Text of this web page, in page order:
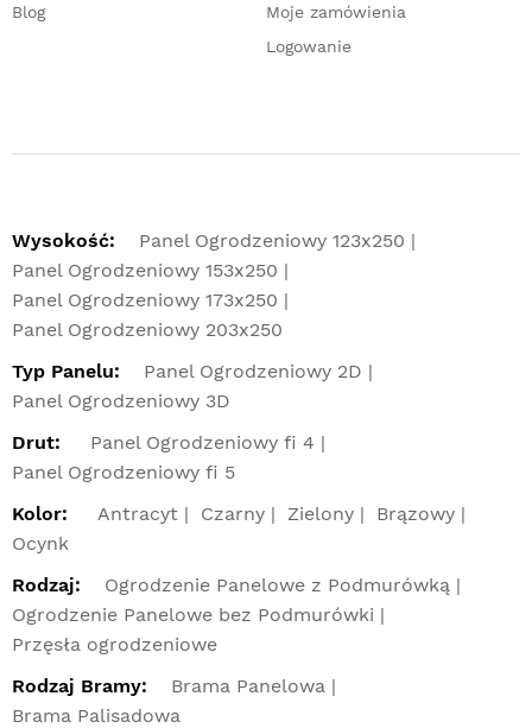
Blog
Moje zamówienia
Logowanie
Wysokość:
Panel Ogrodzeniowy 123x250
Panel Ogrodzeniowy 153x250
Panel Ogrodzeniowy 173x250
Panel Ogrodzeniowy 203x250
Typ Panelu:
Panel Ogrodzeniowy 2D
Panel Ogrodzeniowy 3D
Drut:
Panel Ogrodzeniowy fi 4
Panel Ogrodzeniowy fi 5
Kolor:
Antracyt Czarny Zielony
Brązowy
Ocynk
Rodzaj:
Ogrodzenie Panelowe z Podmurówką
Ogrodzenie Panelowe bez Podmurówki
Przęsła ogrodzeniowe
Rodzaj Bramy:
Brama Panelowa
Brama Palisadowa